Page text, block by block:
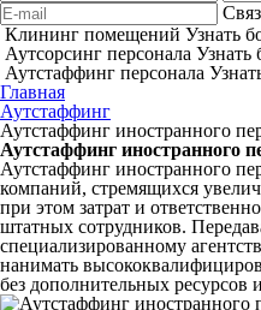
Клининг помещений Узнать
Аутсорсинг персонала Узнать
Аутстаффинг персонала
Главная
Аутстаффинг
Аутстаффинг иностранного
Аутстаффинг иностранного
Аутстаффинг иностранного
компаний, стремящихся
при этом затрат и
штатных сотрудников.
специализированному
нанимать
без дополнительных